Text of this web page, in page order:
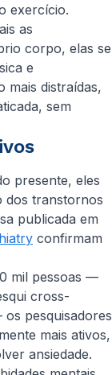
exercício.
as
corpo, elas se
e
mais distraídas,
sem
presente, eles
dos transtornos
publicada em
confirmam
mil pessoas —
cross-
pesquisadores
mais ativos,
ansiedade.